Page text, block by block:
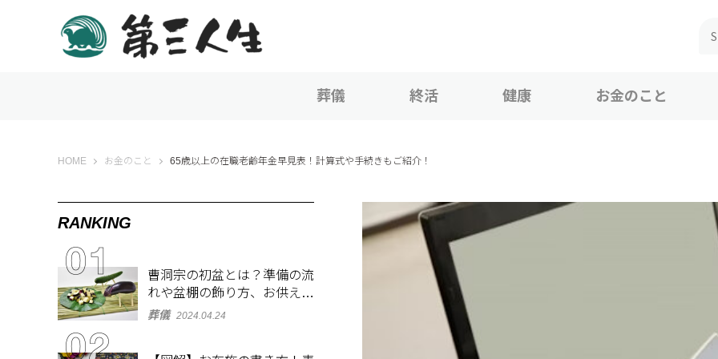
葬儀 終活 健康 お金のこと
HOME 第三人生 〜寄り道の歩き方〜
お金のこと 65歳以上の在職老齢年金早見表！計算式や手続きもご紹介！
RANKING
曹洞宗の初盆とは？準備の流
れや盆棚の飾り方、お供え物
を解説
葬儀 2024.04.24